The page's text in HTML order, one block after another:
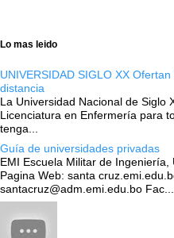
Lo mas leido
UNIVERSIDAD SIGLO XX
distancia
La Universidad Nacional de Siglo
Licenciatura en Enfermería para
tenga...
Guía de universidades privadas
EMI Escuela Militar de
Pagina Web: santa
santacruz@adm.emi.edu.bo Fac...